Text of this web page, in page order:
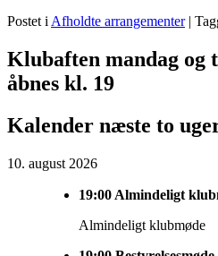
Postet i Afholdte arrangementer |
Primary
Sidebar
Area
Klubaften mandag og
åbnes kl. 19
Kalender næste to
10. august 2026
19:00 Almindeligt
Almindeligt klubmøde